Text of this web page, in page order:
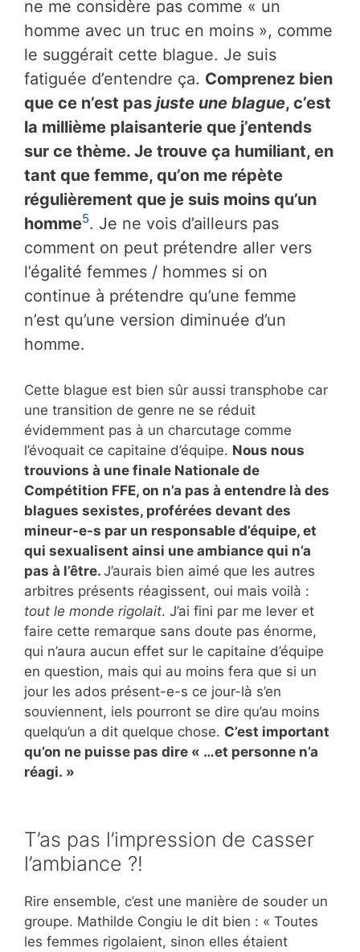
ne me considère pas comme « un
homme avec un truc en moins », comme
le suggérait cette blague. Je suis
fatiguée d’entendre ça. Comprenez bien
que ce n’est pas juste une blague, c’est
la millième plaisanterie que j’entends
sur ce thème. Je trouve ça humiliant, en
tant que femme, qu’on me répète
régulièrement que je suis moins qu’un
homme5. Je ne vois d’ailleurs pas
comment on peut prétendre aller vers
l’égalité femmes / hommes si on
continue à prétendre qu’une femme
n’est qu’une version diminuée d’un
homme.
Cette blague est bien sûr aussi transphobe car
une transition de genre ne se réduit
évidemment pas à un charcutage comme
l’évoquait ce capitaine d’équipe. Nous nous
trouvions à une finale Nationale de
Compétition FFE, on n’a pas à entendre là des
blagues sexistes, proférées devant des
mineur-e-s par un responsable d’équipe, et
qui sexualisent ainsi une ambiance qui n’a
pas à l’être. J’aurais bien aimé que les autres
arbitres présents réagissent, oui mais voilà :
tout le monde rigolait. J’ai fini par me lever et
faire cette remarque sans doute pas énorme,
qui n’aura aucun effet sur le capitaine d’équipe
en question, mais qui au moins fera que si un
jour les ados présent-e-s ce jour-là s’en
souviennent, iels pourront se dire qu’au moins
quelqu’un a dit quelque chose. C’est important
qu’on ne puisse pas dire « …et personne n’a
réagi. »
T’as pas l’impression de casser
l’ambiance ?!
Rire ensemble, c’est une manière de souder un
groupe. Mathilde Congiu le dit bien : « Toutes
les femmes rigolaient, sinon elles étaient